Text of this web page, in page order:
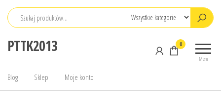
Przejdź
PTTK2013
Menu
0
Blog Sklep Moje konto